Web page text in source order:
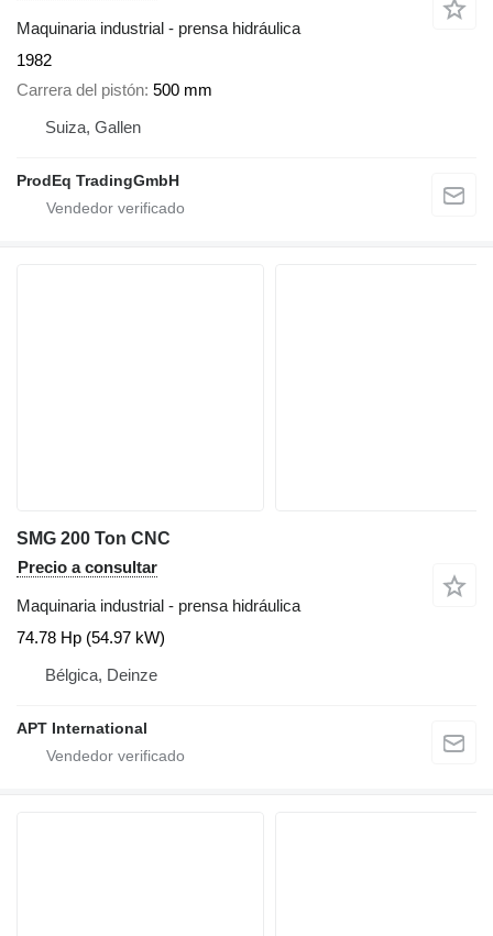
Maquinaria industrial - prensa hidráulica
1982
Carrera del pistón 500 mm
Suiza, Gallen
ProdEq TradingGmbH
SMG 200 Ton CNC
Precio a consultar
Maquinaria industrial - prensa hidráulica
74.78 Hp (54.97 kW)
Bélgica, Deinze
APT International